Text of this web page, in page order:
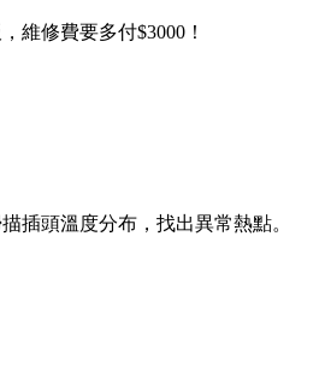
維修費要多付$3000！
插頭溫度分布，找出異常熱點。